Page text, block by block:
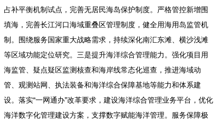
占补平衡机制试点，完善无居民海岛保护制度。严格管控新增围
填海，完善长江河口海域重叠区管理制度，健全用海用岛监管机
制。围绕服务国家重大战略需求，持续深化南汇东滩、横沙浅滩
等区域功能定位研究。三是提升海洋综合管理能力。强化项目用
海监管、疑点疑区监测核查和海岸线常态化巡查，推进海域动
管、观测站网、执法装备和海洋综合保障基地等能力和体系建
设。落实“一网通办”改革要求，建设海洋综合管理业务平台，优化
海洋数字化管理建设方案，支撑数字赋能海洋管理。服务保障极